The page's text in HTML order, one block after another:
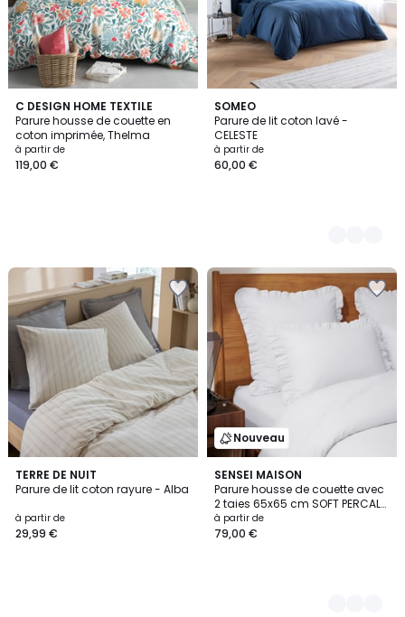
C DESIGN HOME TEXTILE
Parure housse de couette en
coton imprimée, Thelma
à partir de
119,00 €
SOMEO
Parure de lit coton lavé -
CELESTE
à partir de
60,00 €
5
Couleurs
TERRE DE NUIT
Parure de lit coton rayure - Alba
à partir de
29,99 €
Nouveau
SENSEI MAISON
Parure housse de couette avec
2 taies 65x65 cm SOFT PERCALE
LILY
à partir de
79,00 €
8
Couleurs